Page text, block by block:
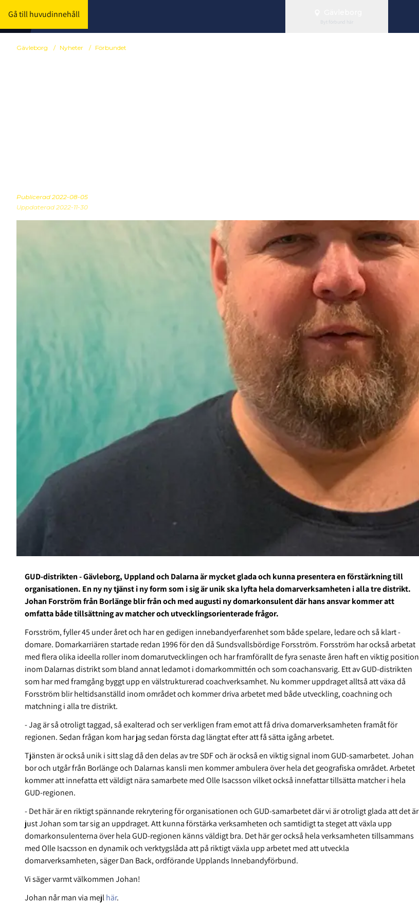
Gå till huvudinnehåll
Byt förbund här
Gävleborg / Nyheter / Förbundet
Publicerad 2022-08-05
Uppdaterad 2022-11-30
GUD-distrikten - Gävleborg, Uppland och Dalarna är mycket glada och kunna presentera en förstärkning till
organisationen. En ny ny tjänst i ny form som i sig är unik ska lyfta hela domarverksamheten i alla tre distrikt.
Johan Forström från Borlänge blir från och med augusti ny domarkonsulent där hans ansvar kommer att
omfatta både tillsättning av matcher och utvecklingsorienterade frågor.
Forsström, fyller 45 under året och har en gedigen innebandyerfarenhet som både spelare, ledare och så klart -
domare. Domarkarriären startade redan 1996 för den då Sundsvallsbördige Forsström. Forsström har också arbetat
med flera olika ideella roller inom domarutvecklingen och har framförallt de fyra senaste åren haft en viktig position
inom Dalarnas distrikt som bland annat ledamot i domarkommittén och som coachansvarig. Ett av GUD-distrikten
som har med framgång byggt upp en välstrukturerad coachverksamhet. Nu kommer uppdraget alltså att växa då
Forsström blir heltidsanställd inom området och kommer driva arbetet med både utveckling, coachning och
matchning i alla tre distrikt.
- Jag är så otroligt taggad, så exalterad och ser verkligen fram emot att få driva domarverksamheten framåt för
regionen. Sedan frågan kom har jag sedan första dag längtat efter att få sätta igång arbetet.
Tjänsten är också unik i sitt slag då den delas av tre SDF och är också en viktig signal inom GUD-samarbetet. Johan
bor och utgår från Borlänge och Dalarnas kansli men kommer ambulera över hela det geografiska området. Arbetet
kommer att innefatta ett väldigt nära samarbete medOlle Isacsson vilket också innefattar tillsätta matcher i hela
GUD-regionen.
- Det här är en riktigt spännande rekrytering för organisationen och GUD-samarbetet där vi är otroligt glada att det är
just Johan som tar sig an uppdraget. Att kunna förstärka verksamheten och samtidigt ta steget att växla upp
domarkonsulenterna över hela GUD-regionen känns väldigt bra. Det här ger också hela verksamheten tillsammans
med Olle Isacsson en dynamik och verktygslåda att på riktigt växla upp arbetet med att utveckla
domarverksamheten, säger Dan Back, ordförande Upplands Innebandyförbund.
Vi säger varmt välkommen Johan!
Johan når man via mejlhär.